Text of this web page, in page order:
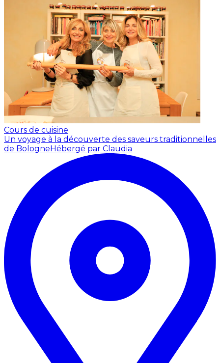
Cours de cuisine
Un voyage à la découverte des saveurs traditionnelles
de BologneHébergé par Claudia